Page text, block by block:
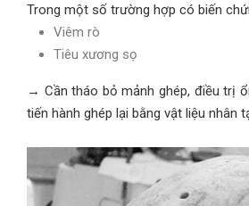
Trong một số trường hợp có biến
Viêm rò
Tiêu xương sọ
→ Cần tháo bỏ mảnh ghép, điều trị
tiến hành ghép lại bằng vật liệu nhân